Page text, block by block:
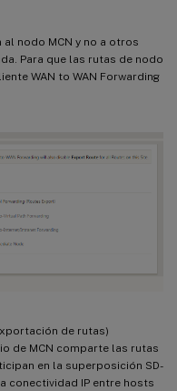
nodo MCN y no a otros
Para que las rutas de nodo
WAN to WAN Forwarding
de rutas)
de MCN comparte las rutas
en la superposición SD-
conectividad IP entre hosts